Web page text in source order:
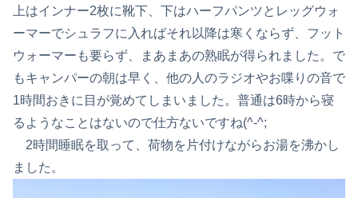
上はインナー2枚に靴下、下はハーフパンツとレッグウォ
ーマーでシュラフに入ればそれ以降は寒くならず、フット
ウォーマーも要らず、まあまあの熟眠が得られました。で
もキャンパーの朝は早く、他の人のラジオやお喋りの音で
1時間おきに目が覚めてしまいました。普通は6時から寝
るようなことはないので仕方ないですね(^-^;
2時間睡眠を取って、荷物を片付けながらお湯を沸かし
ました。